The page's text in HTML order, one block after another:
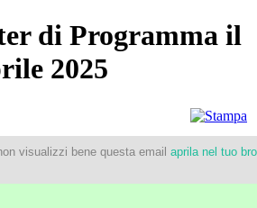
di Programma il
2025
visualizzi bene questa email aprila nel tuo